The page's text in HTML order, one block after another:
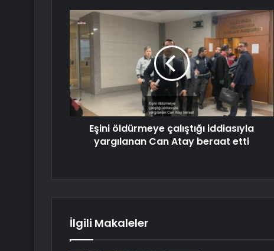
Eşini öldürmeye çalıştığı iddiasıyla
yargılanan Can Atay beraat etti
İlgili Makaleler